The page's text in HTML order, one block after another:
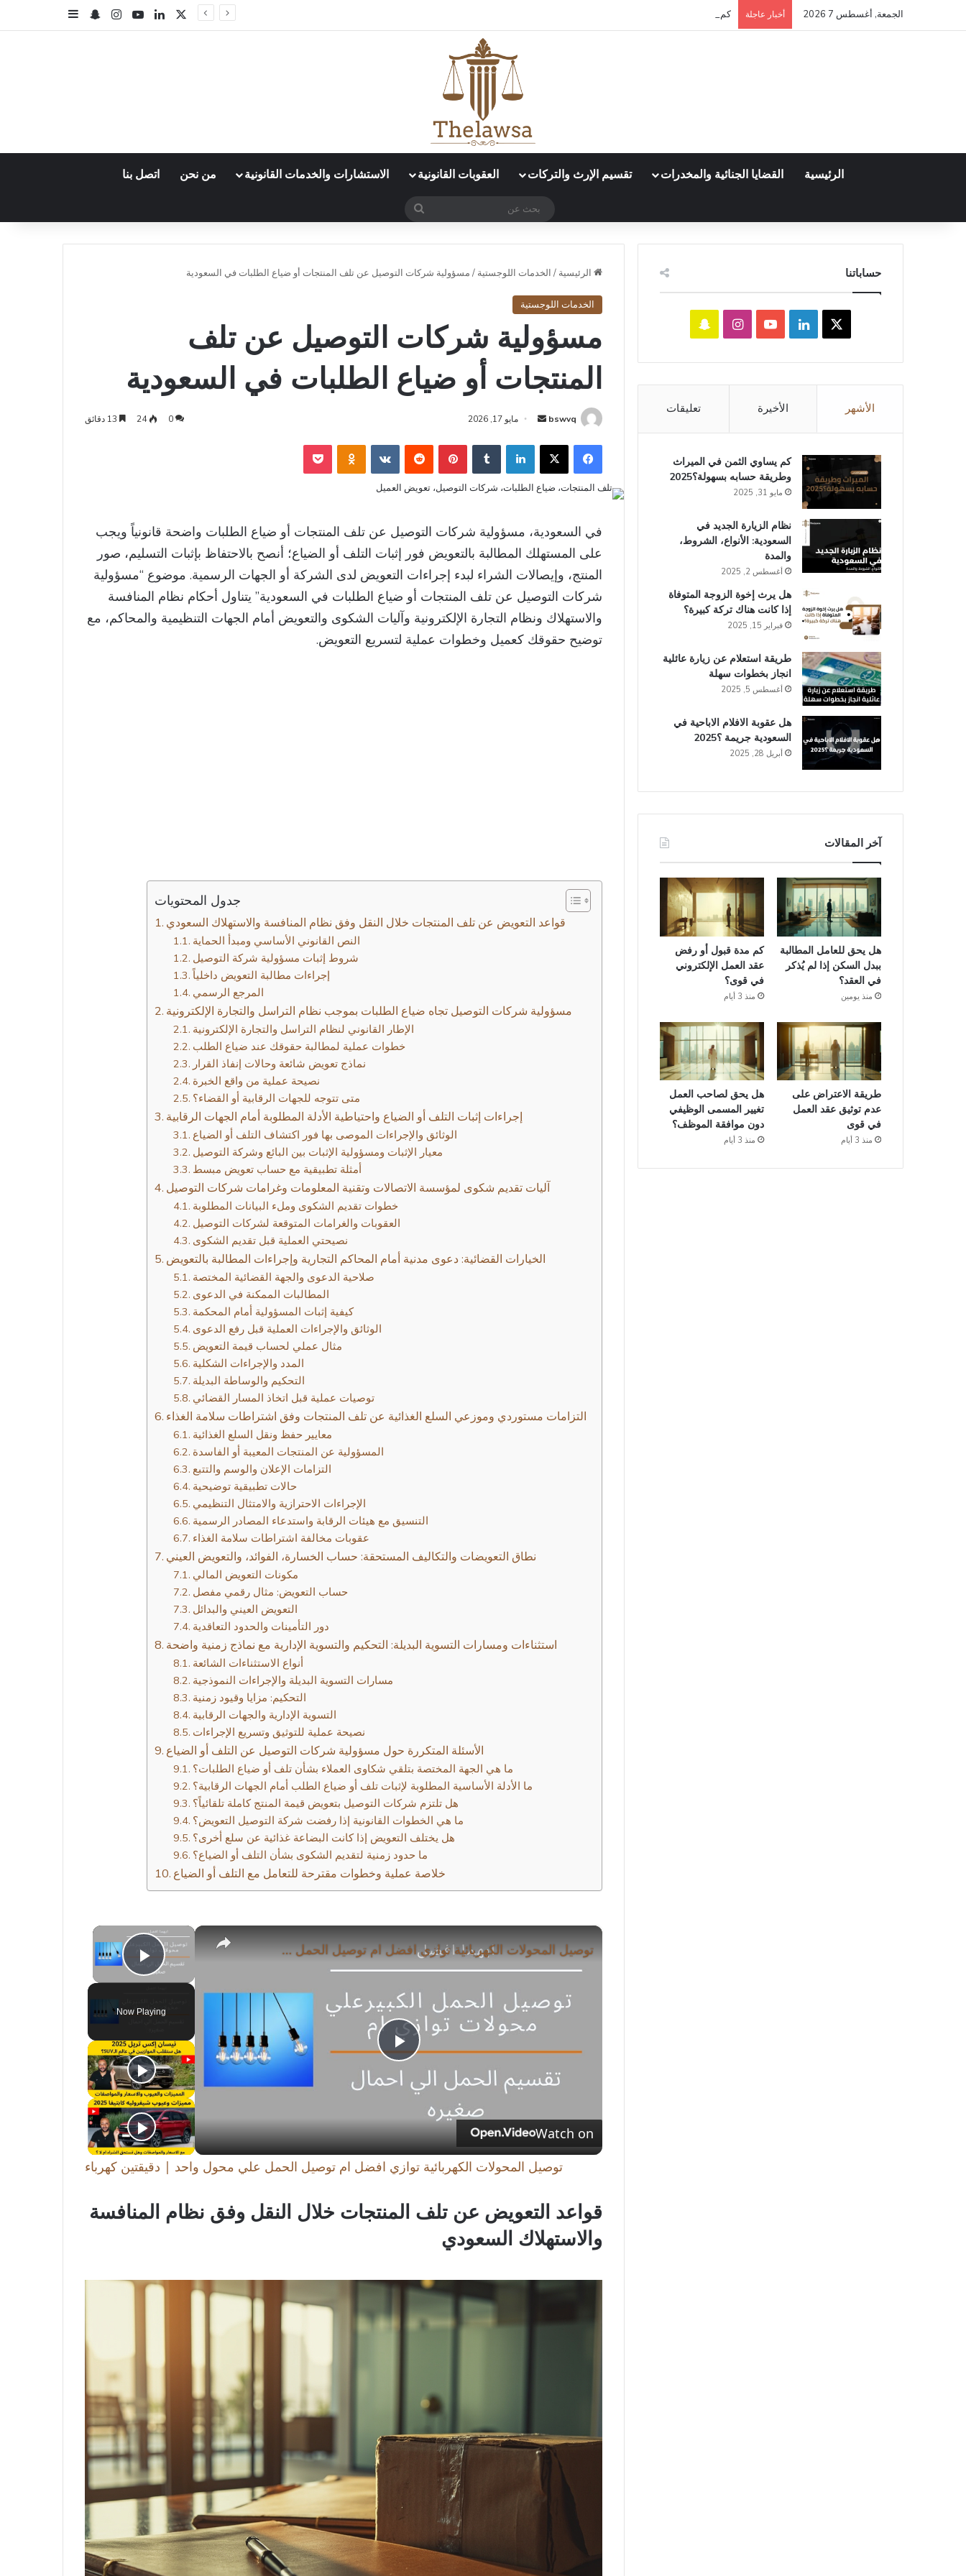
الجمعة, أغسطس 7 2026 أخبار عاجلة كم مدة قبول أو رفض عقد العمل الإلكتروني في قوى؟ لينكدإن‫YouTubeانستقرامسناب تشات
إضافة عمود
الرئيسية القضايا الجنائية والمخدرات تقسيم الإرث والتركات العقوبات القانونية الاستشارات والخدمات القانونية من نحن اتصل بنا
بحث
الرئيسية / الخدمات اللوجستية / مسؤولية شركات التوصيل عن تلف المنتجات أو ضياع الطلبات في السعودية
الخدمات اللوجستية
مسؤولية شركات التوصيل عن تلف
المنتجات أو ضياع الطلبات في السعودية
bswvq
أرسل
إلكترونيا
مايو 17, 2026 0
24
فيسبوك‫X لينكدإن بينتيريست Odnoklassniki
‫Pocket
في السعودية، مسؤولية شركات التوصيل عن تلف المنتجات أو ضياع الطلبات واضحة قانونياً ويجب
على المستهلك المطالبة بالتعويض فور إثبات التلف أو الضياع؛ أنصح بالاحتفاظ بإثبات التسليم، صور
المنتج، وإيصالات الشراء لبدء إجراءات التعويض لدى الشركة أو الجهات الرسمية. موضوع “مسؤولية
شركات التوصيل عن تلف المنتجات أو ضياع الطلبات في السعودية” يتناول أحكام نظام المنافسة
والاستهلاك ونظام التجارة الإلكترونية وآليات الشكوى والتعويض أمام الجهات التنظيمية والمحاكم، مع
توضيح حقوقك كعميل وخطوات عملية لتسريع التعويض.
جدول المحتويات
قواعد التعويض عن تلف المنتجات خلال النقل وفق نظام المنافسة والاستهلاك السعودي
النص القانوني الأساسي ومبدأ الحماية
شروط إثبات مسؤولية شركة التوصيل
إجراءات مطالبة التعويض داخلياً
المرجع الرسمي
مسؤولية شركات التوصيل تجاه ضياع الطلبات بموجب نظام التراسل والتجارة الإلكترونية
الإطار القانوني لنظام التراسل والتجارة الإلكترونية
خطوات عملية لمطالبة حقوقك عند ضياع الطلب
نماذج تعويض شائعة وحالات إنفاذ القرار
نصيحة عملية من واقع الخبرة
متى تتوجه للجهات الرقابية أو القضاء؟
إجراءات إثبات التلف أو الضياع واحتياطية الأدلة المطلوبة أمام الجهات الرقابية
الوثائق والإجراءات الموصى بها فور اكتشاف التلف أو الضياع
معيار الإثبات ومسؤولية الإثبات بين البائع وشركة التوصيل
أمثلة تطبيقية مع حساب تعويض مبسط
آليات تقديم شكوى لمؤسسة الاتصالات وتقنية المعلومات وغرامات شركات التوصيل
خطوات تقديم الشكوى وملء البيانات المطلوبة
العقوبات والغرامات المتوقعة لشركات التوصيل
نصيحتي العملية قبل تقديم الشكوى
الخيارات القضائية: دعوى مدنية أمام المحاكم التجارية وإجراءات المطالبة بالتعويض
صلاحية الدعوى والجهة القضائية المختصة
المطالبات الممكنة في الدعوى
كيفية إثبات المسؤولية أمام المحكمة
الوثائق والإجراءات العملية قبل رفع الدعوى
مثال عملي لحساب قيمة التعويض
المدد والإجراءات الشكلية
التحكيم والوساطة البديلة
توصيات عملية قبل اتخاذ المسار القضائي
التزامات مستوردي وموزعي السلع الغذائية عن تلف المنتجات وفق اشتراطات سلامة الغذاء
معايير حفظ ونقل السلع الغذائية
المسؤولية عن المنتجات المعيبة أو الفاسدة
التزامات الإعلان والوسم والتتبع
حالات تطبيقية توضيحية
الإجراءات الاحترازية والامتثال التنظيمي
التنسيق مع هيئات الرقابة واستدعاء المصادر الرسمية
عقوبات مخالفة اشتراطات سلامة الغذاء
نطاق التعويضات والتكاليف المستحقة: حساب الخسارة، الفوائد، والتعويض العيني
مكونات التعويض المالي
حساب التعويض: مثال رقمي مفصل
التعويض العيني والبدائل
دور التأمينات والحدود التعاقدية
استثناءات ومسارات التسوية البديلة: التحكيم والتسوية الإدارية مع نماذج زمنية واضحة
أنواع الاستثناءات الشائعة
مسارات التسوية البديلة والإجراءات النموذجية
التحكيم: مزايا وقيود زمنية
التسوية الإدارية والجهات الرقابية
نصيحة عملية للتوثيق وتسريع الإجراءات
الأسئلة المتكررة حول مسؤولية شركات التوصيل عن التلف أو الضياع
ما هي الجهة المختصة بتلقي شكاوى العملاء بشأن تلف أو ضياع الطلبات؟
ما الأدلة الأساسية المطلوبة لإثبات تلف أو ضياع الطلب أمام الجهات الرقابية؟
هل تلتزم شركات التوصيل بتعويض قيمة المنتج كاملة تلقائياً؟
ما هي الخطوات القانونية إذا رفضت شركة التوصيل التعويض؟
هل يختلف التعويض إذا كانت البضاعة غذائية عن سلع أخرى؟
ما حدود زمنية لتقديم الشكوى بشأن التلف أو الضياع؟
خلاصة عملية وخطوات مقترحة للتعامل مع التلف أو الضياع
×
Play Video
Now Playing
×
P
a
i
d
توصيل المحولات الكهربائية توازي افضل ام توصيل الحمل علي محول واحد | دقيقتين كهرباء
Watch on
توصيل المحولات الكهربائية توازي افضل ام توصيل الحمل علي محول واحد | دقيقتين كهرباء
قواعد التعويض عن تلف المنتجات خلال النقل وفق نظام المنافسة
والاستهلاك السعودي
حساباتنا
لينكدإن‫YouTubeانستقرامسناب
الأشهر الأخيرة تعليقات
كم يساوي الثمن في الميراث​
وطريقة حسابه بسهولة؟2025
مايو 31, 2025
نظام الزيارة الجديد في
السعودية: الأنواع، الشروط،
والمدة
أغسطس 2, 2025
هل يرث إخوة الزوجة المتوفاة
إذا كانت هناك تركة كبيرة؟
فبراير 15, 2025
طريقة استعلام عن زيارة عائلية
انجاز​ بخطوات سهلة
أغسطس 5, 2025
هل عقوبة الافلام الاباحية في
السعودية​ جريمة ؟2025
أبريل 28, 2025
آخر المقالات
هل يحق للعامل المطالبة
ببدل السكن إذا لم يُذكر
في العقد؟
منذ يومين
كم مدة قبول أو رفض
عقد العمل الإلكتروني
في قوى؟
منذ 3 أيام
طريقة الاعتراض على
عدم توثيق عقد العمل
في قوى
منذ 3 أيام
هل يحق لصاحب العمل
تغيير المسمى الوظيفي
دون موافقة الموظف؟
منذ 3 أيام